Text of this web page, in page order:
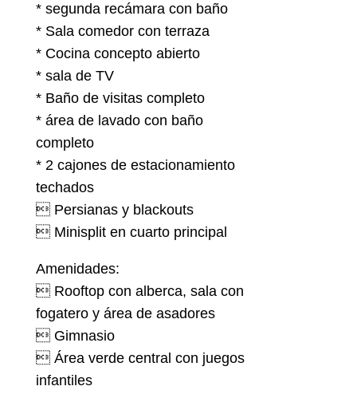
* segunda recámara con baño
* Sala comedor con terraza
* Cocina concepto abierto
* sala de TV
* Baño de visitas completo
* área de lavado con baño
completo
* 2 cajones de estacionamiento
techados
 Persianas y blackouts
 Minisplit en cuarto principal
Amenidades:
 Rooftop con alberca, sala con
fogatero y área de asadores
 Gimnasio
 Área verde central con juegos
infantiles